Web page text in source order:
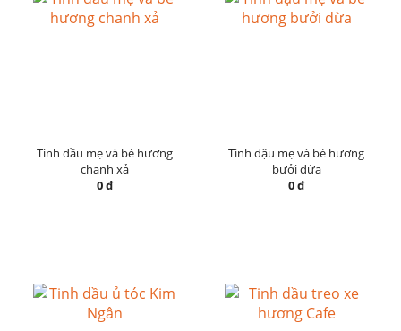
Tinh dầu mẹ và bé hương
chanh xả
0 đ
Tinh dậu mẹ và bé hương
bưởi dừa
0 đ